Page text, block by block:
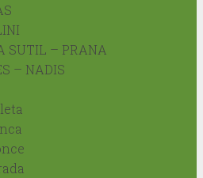
SUTIL – PRANA
– NADIS